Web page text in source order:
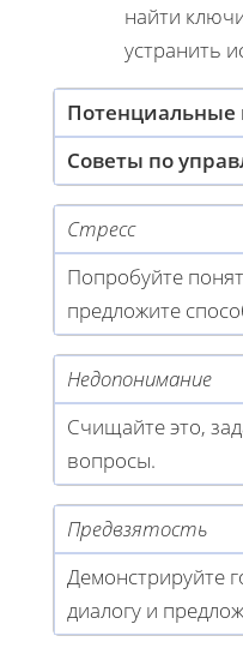
найти
устранить
Потенциальные
Советы по
Стресс
Попробуйте
предложите
Недопонимание
Счищайте это,
вопросы.
Предвзятость
Демонстрируйте
диалогу и